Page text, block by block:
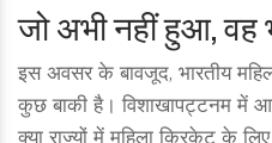
जो अभी नहीं हुआ, वह
इस अवसर के बावजूद, भारतीय
कुछ बाकी है। विशाखापट्टनम में